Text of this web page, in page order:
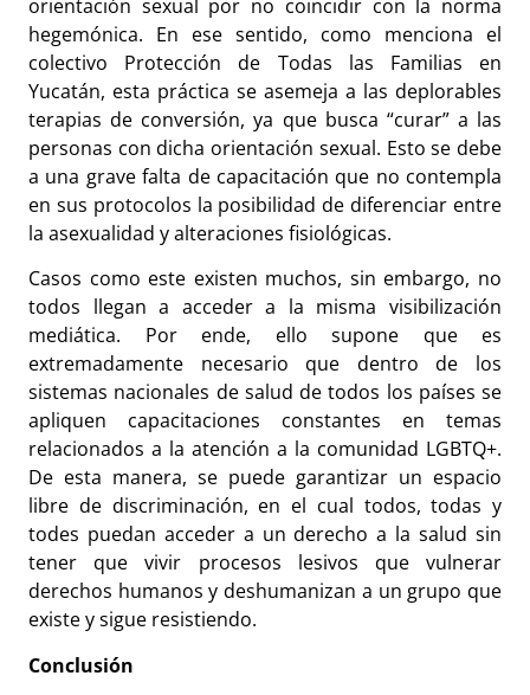
orientación sexual por no coincidir con la norma
hegemónica. En ese sentido, como menciona el
colectivo Protección de Todas las Familias en
Yucatán, esta práctica se asemeja a las deplorables
terapias de conversión, ya que busca “curar” a las
personas con dicha orientación sexual. Esto se debe
a una grave falta de capacitación que no contempla
en sus protocolos la posibilidad de diferenciar entre
la asexualidad y alteraciones fisiológicas.
Casos como este existen muchos, sin embargo, no
todos llegan a acceder a la misma visibilización
mediática. Por ende, ello supone que es
extremadamente necesario que dentro de los
sistemas nacionales de salud de todos los países se
apliquen capacitaciones constantes en temas
relacionados a la atención a la comunidad LGBTQ+.
De esta manera, se puede garantizar un espacio
libre de discriminación, en el cual todos, todas y
todes puedan acceder a un derecho a la salud sin
tener que vivir procesos lesivos que vulnerar
derechos humanos y deshumanizan a un grupo que
existe y sigue resistiendo.
Conclusión